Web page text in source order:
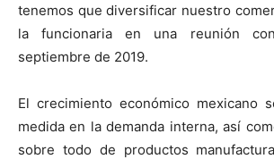
tenemos que diversificar nuestro
la funcionaria en una reunión
septiembre de 2019.
El crecimiento económico mexicano
medida en la demanda interna, así
sobre todo de productos